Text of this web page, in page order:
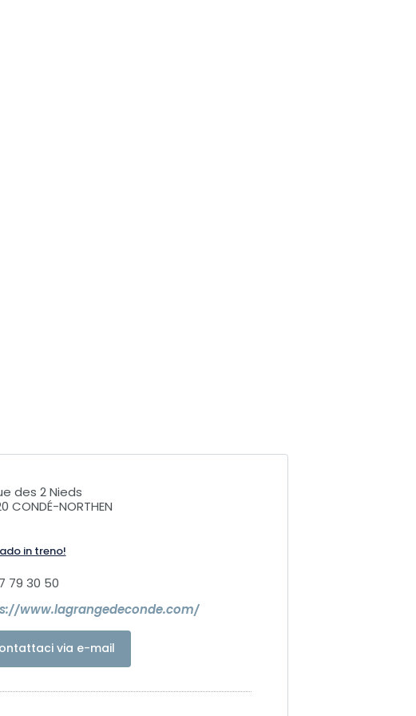
des 2 Nieds
CONDÉ-NORTHEN
in treno!
79 30 50
www.lagrangedeconde.com/
via e-mail